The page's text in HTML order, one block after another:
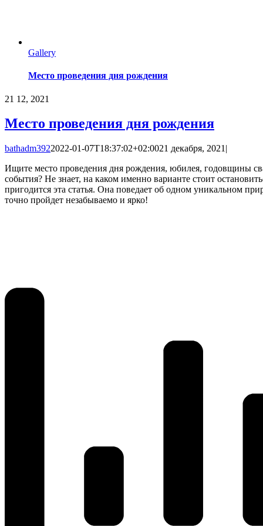
Gallery
Место проведения дня рождения
21 12, 2021
Место проведения дня рождения
bathadm3922022-01-07T18:37:02+02:0021 декабря, 2021 |
Ищите место проведения дня рождения, юбилея, годовщины
события? Не знает, на каком именно варианте стоит
пригодится эта статья. Она поведает об одном уникальном
точно пройдет незабываемо и ярко!